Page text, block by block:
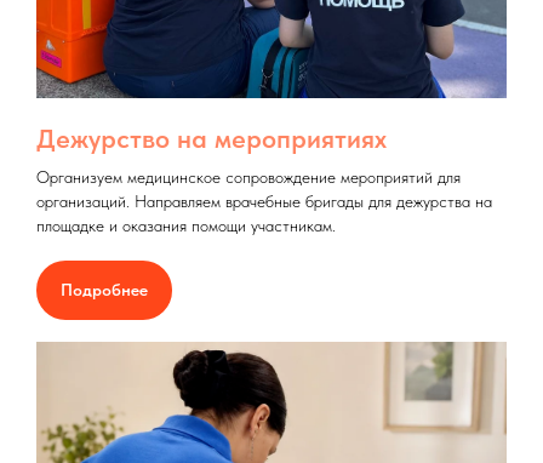
Дежурство на мероприятиях
Организуем медицинское сопровождение мероприятий для
организаций. Направляем врачебные бригады для дежурства на
площадке и оказания помощи участникам.
Подробнее